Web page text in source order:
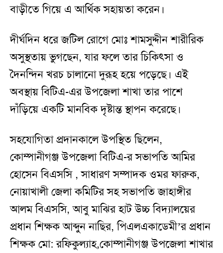
বাড়ীতে গিয়ে এ আর্থিক সহায়তা করেন।
দীর্ঘদিন ধরে জটিল রোগে মোঃ শামসুদ্দীন শারীরিক
অসুস্থতায় ভুগছেন, যার ফলে তার চিকিৎসা ও
দৈনন্দিন খরচ চালানো দুরূহ হয়ে পড়েছে। এই
অবস্থায় বিটিএ-এর উপজেলা শাখা তার পাশে
দাঁড়িয়ে একটি মানবিক দৃষ্টান্ত স্থাপন করেছে।
সহযোগিতা প্রদানকালে উপস্থিত ছিলেন,
কোম্পানীগঞ্জ উপজেলা বিটিএ-র সভাপতি আমির
হোসেন বিএসসি , সাধারণ সম্পাদক ওমর ফারুক,
নোয়াখালী জেলা কমিটির সহ সভাপতি জাহাঙ্গীর
আলম বিএসসি, আবু মাঝির হাট উচ্চ বিদ্যালয়ের
প্রধান শিক্ষক আব্দুন নাছির, পিএলএকাডেমী’র প্রধান
শিক্ষক মো: রফিকুল্যাহ,কোম্পানীগঞ্জ উপজেলা শাখার